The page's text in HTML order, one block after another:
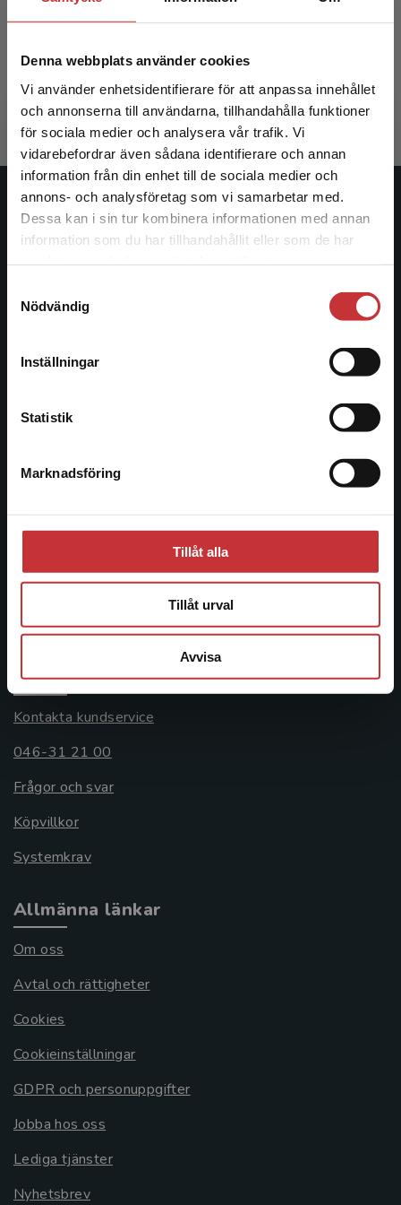
Denna webbplats använder cookies
Vi använder enhetsidentifierare för att anpassa innehållet
och annonserna till användarna, tillhandahålla funktioner
för sociala medier och analysera vår trafik. Vi
vidarebefordrar även sådana identifierare och annan
information från din enhet till de sociala medier och
annons- och analysföretag som vi samarbetar med.
Dessa kan i sin tur kombinera informationen med annan
information som du har tillhandahållit eller som de har
Nödvändig
Inställningar
Statistik
Marknadsföring
Tillåt alla
Tillåt urval
Avvisa
Begränsad fraktregion
Det verkar som att du besöker
studentlitteratur.se via en enhet utanför Sverige.
Vi erbjuder inte leveranser utanför Sverige. För
att kunna slutföra ett köp måste
Långström, Sture m.fl.
535 krinkl. moms
Exkl. moms: 505 kr
475 kr
Exkl.
Studentlitteratur
informationstjänster i utbudet, finns Studentlitteratur med
046-31 20 00
Besöksadress:
226 60 Lund
Kundservice
Kontakta kundservice
046-31 21 00
Frågor och svar
Köpvillkor
Systemkrav
Allmänna länkar
Om oss
Avtal och rättigheter
Cookies
Cookieinställningar
GDPR och personuppgifter
Jobba hos oss
Lediga tjänster
Nyhetsbrev